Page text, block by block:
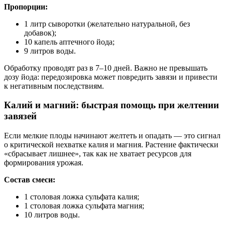
Пропорции:
1 литр сыворотки (желательно натуральной, без
добавок);
10 капель аптечного йода;
9 литров воды.
Обработку проводят раз в 7–10 дней. Важно не превышать
дозу йода: передозировка может повредить завязи и привести
к негативным последствиям.
Калий и магний: быстрая помощь при желтении
завязей
Если мелкие плоды начинают желтеть и опадать — это сигнал
о критической нехватке калия и магния. Растение фактически
«сбрасывает лишнее», так как не хватает ресурсов для
формирования урожая.
Состав смеси:
1 столовая ложка сульфата калия;
1 столовая ложка сульфата магния;
10 литров воды.